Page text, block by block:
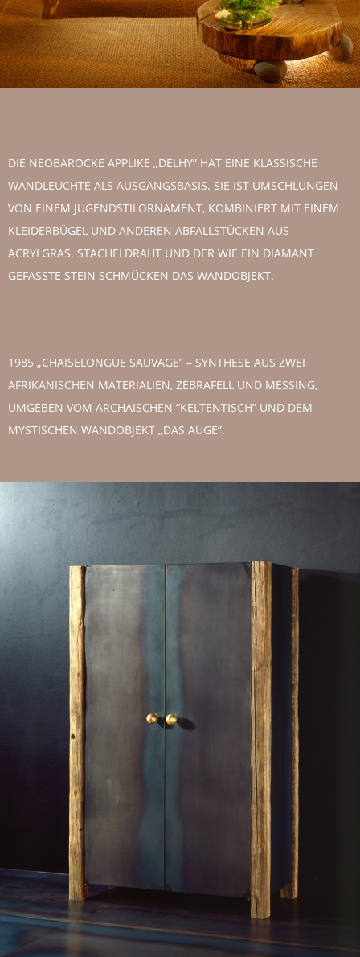
DIE NEOBAROCKE APPLIKE „DELHY” HAT EINE KLASSISCHE
WANDLEUCHTE ALS AUSGANGSBASIS. SIE IST UMSCHLUNGEN
VON EINEM JUGENDSTILORNAMENT, KOMBINIERT MIT EINEM
KLEIDERBÜGEL UND ANDEREN ABFALLSTÜCKEN AUS
ACRYLGRAS. STACHELDRAHT UND DER WIE EIN DIAMANT
GEFASSTE STEIN SCHMÜCKEN DAS WANDOBJEKT.
1985 „CHAISELONGUE SAUVAGE” – SYNTHESE AUS ZWEI
AFRIKANISCHEN MATERIALIEN, ZEBRAFELL UND MESSING,
UMGEBEN VOM ARCHAISCHEN “KELTENTISCH” UND DEM
MYSTISCHEN WANDOBJEKT „DAS AUGE”.